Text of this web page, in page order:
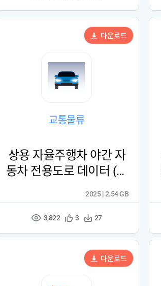
수
등
록
수
교통물류
상용 자율주행차 야간 자
동차 전용도로 데이터 (업
조
수
3,822
관
등
록
3
다
수
27
2025 | 2.54 GB
다운로드
다운로드